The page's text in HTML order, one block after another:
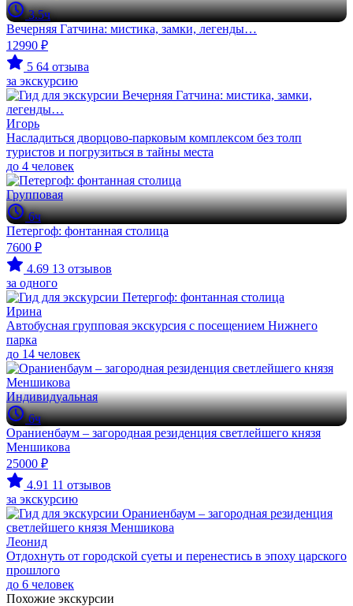
3.5ч
Вечерняя Гатчина: мистика, замки, легенды…
12990 ₽
5 64 отзыва
за экскурсию
Игорь
Насладиться дворцово-парковым комплексом без толп
туристов и погрузиться в тайны места
до 4 человек
Групповая
6ч
Петергоф: фонтанная столица
7600 ₽
4.69 13 отзывов
за одного
Ирина
Автобусная групповая экскурсия с посещением Нижнего
парка
до 14 человек
Индивидуальная
6ч
Ораниенбаум – загородная резиденция светлейшего князя
Меншикова
25000 ₽
4.91 11 отзывов
за экскурсию
Леонид
Отдохнуть от городской суеты и перенестись в эпоху царского
прошлого
до 6 человек
Похожие экскурсии